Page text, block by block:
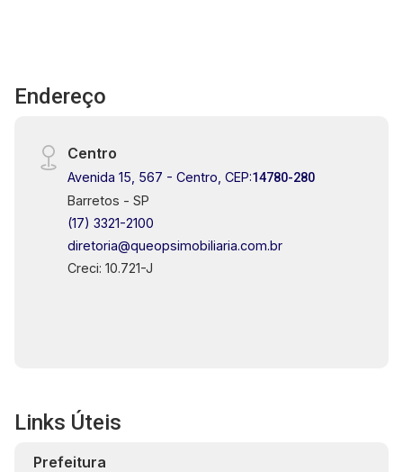
Endereço
Centro
Avenida 15, 567 - Centro, CEP:14780-280
Barretos - SP
(17) 3321-2100
diretoria@queopsimobiliaria.com.br
Creci: 10.721-J
Links Úteis
Prefeitura